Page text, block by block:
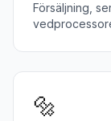
Försäljning,
🔩